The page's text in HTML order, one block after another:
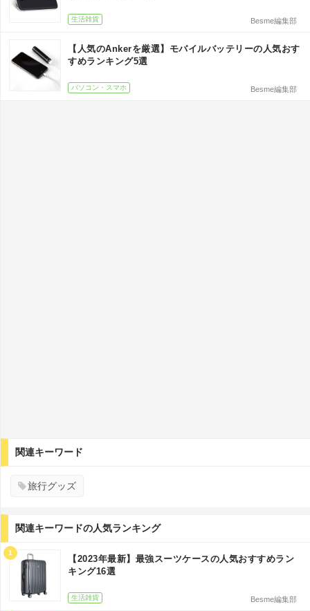
生活雑貨 Besme編集部
【人気のAnkerを厳選】モバイルバッテリーの人気おす
すめランキング5選
パソコン・スマホ Besme編集部
関連キーワード
旅行グッズ
関連キーワードの人気ランキング
1
【2023年最新】最強スーツケースの人気おすすめラン
キング16選
生活雑貨 Besme編集部